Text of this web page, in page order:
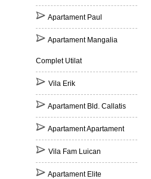
Apartament Paul
Apartament Mangalia
Complet Utilat
Vila Erik
Apartament Bld. Callatis
Apartament Apartament
Vila Fam Luican
Apartament Elite